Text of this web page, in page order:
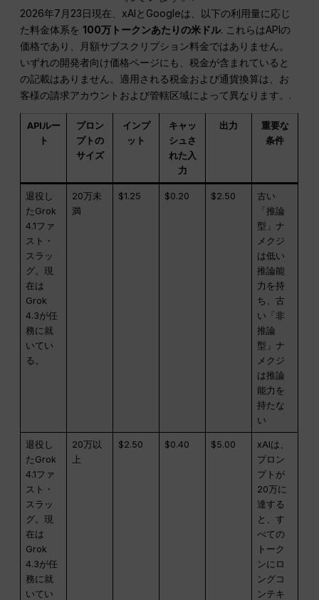
2026年7月23日現在、xAIとGoogleは、以下の利用量に応じ
た料金体系を100万トークンあたりの米ドル. これらはAPIの
価格であり、月額サブスクリプション料金ではありません。
いずれの開発者向け価格ページにも、税金が含まれていると
の記載はありません。適用される税金および通貨換算は、お
客様の請求アカウントおよび管轄区域によって異なります。.
APIルー
ト
プロン
プトの
サイズ
インプ
ット
キャッ
シュさ
れた入
力
出力
重要な
条件
退役し
たGrok
4.1ファ
スト・
スラッ
グ。現
在は
Grok
4.3が任
務に就
いてい
る。
20万未
満
$1.25 $0.20 $2.50
古い
「推論
型」ナ
メクジ
は低い
推論能
力を持
ち、古
い「非
推論
型」ナ
メクジ
は推論
能力を
持たな
い
退役し
たGrok
4.1ファ
スト・
スラッ
グ。現
在は
Grok
4.3が任
務に就
いてい
20万以
上
$2.50 $0.40 $5.00
xAIは、
プロン
プトが
20万に
達する
と、す
べての
トーク
ンにロ
ングコ
ンテキ